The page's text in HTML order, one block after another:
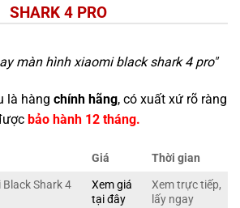
SHARK 4 PRO
màn hình xiaomi black shark 4 pro"
là hàng chính hãng, có xuất xứ rõ ràng
bảo hành 12 tháng.
Giá
Thời gian
Shark 4
Xem giá
tại đây
Xem trực tiếp,
lấy ngay